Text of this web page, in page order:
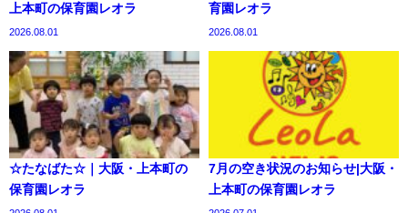
上本町の保育園レオラ
2026.08.01
育園レオラ
2026.08.01
☆たなばた☆｜大阪・上本町の
保育園レオラ
7月の空き状況のお知らせ|大阪・
上本町の保育園レオラ